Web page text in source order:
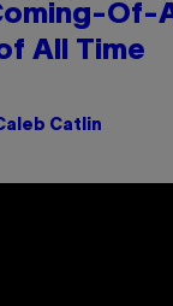
Of-
All Time
Catlin